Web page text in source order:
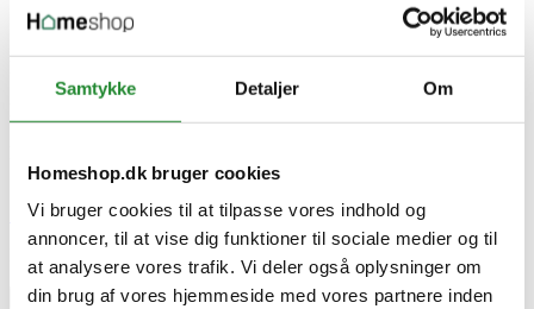
Samtykke Detaljer Om
Homeshop.dk bruger cookies
Vi bruger cookies til at tilpasse vores indhold og
annoncer, til at vise dig funktioner til sociale medier og til
at analysere vores trafik. Vi deler også oplysninger om
din brug af vores hjemmeside med vores partnere inden
Specifikke referencer
540-014
7290010027750
Skriv produktanmeldelse
Ingen kundeanmeldelser for øjeblikket
×